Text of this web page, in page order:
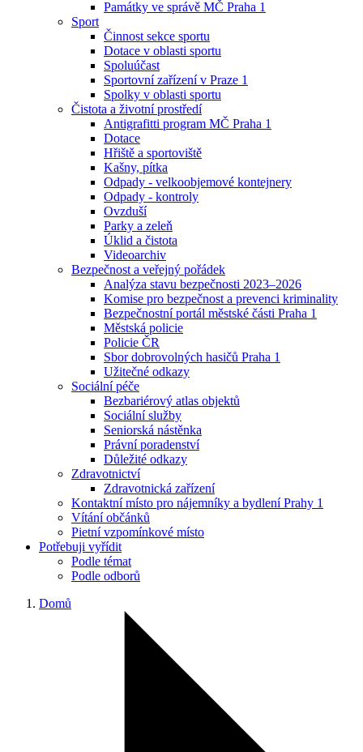
Památky ve správě MČ Praha 1
Sport
Činnost sekce sportu
Dotace v oblasti sportu
Spoluúčast
Sportovní zařízení v Praze 1
Spolky v oblasti sportu
Čistota a životní prostředí
Antigrafitti program MČ Praha 1
Dotace
Hřiště a sportoviště
Kašny, pítka
Odpady - velkoobjemové kontejnery
Odpady - kontroly
Ovzduší
Parky a zeleň
Úklid a čistota
Videoarchiv
Bezpečnost a veřejný pořádek
Analýza stavu bezpečnosti 2023–2026
Komise pro bezpečnost a prevenci kriminality
Bezpečnostní portál městské části Praha 1
Městská policie
Policie ČR
Sbor dobrovolných hasičů Praha 1
Užitečné odkazy
Sociální péče
Bezbariérový atlas objektů
Sociální služby
Seniorská nástěnka
Právní poradenství
Důležité odkazy
Zdravotnictví
Zdravotnická zařízení
Kontaktní místo pro nájemníky a bydlení Prahy 1
Vítání občánků
Pietní vzpomínkové místo
Potřebuji vyřídit
Podle témat
Podle odborů
Domů